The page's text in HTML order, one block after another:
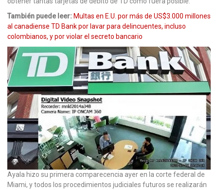
También puede leer: Multas en E.U. por más de US$3.000 millones
al canadiense TD Bank por lavar para delincuentes, incluso
colombianos, y por violar el secreto bancario
Ayala hizo su primera comparecencia ayer en la corte federal de
Miami, y todos los procedimientos judiciales futuros se realizarán